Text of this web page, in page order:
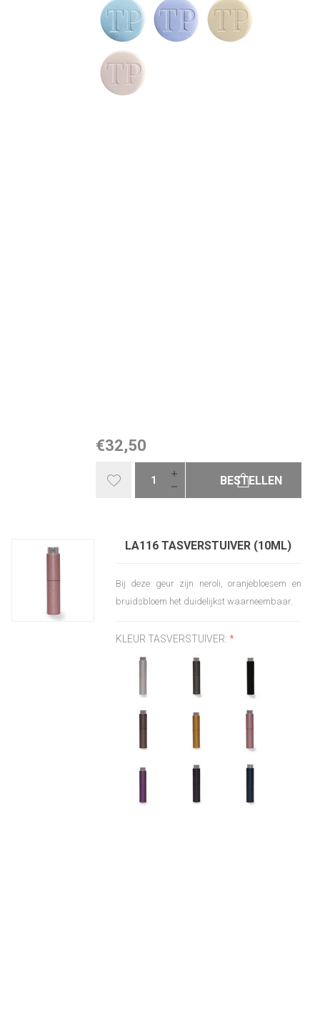
€32,50
BESTELLEN
LA116 TASVERSTUIVER (10ML)
Bij deze geur zijn neroli, oranjebloesem en
bruidsbloem het duidelijkst waarneembaar.
KLEUR TASVERSTUIVER: *